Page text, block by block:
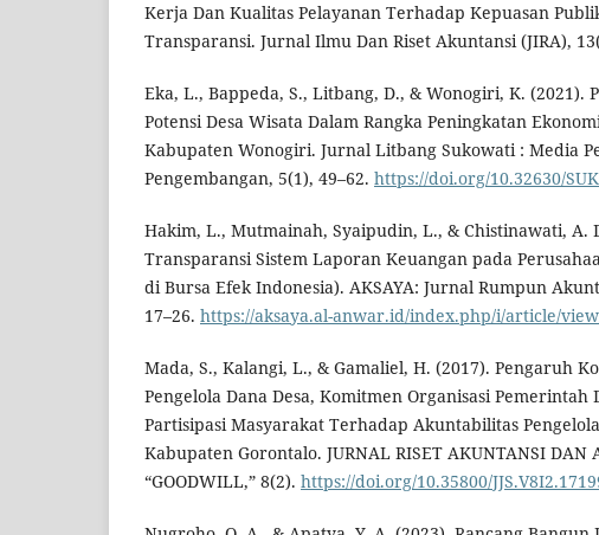
Kerja Dan Kualitas Pelayanan Terhadap Kepuasan
Transparansi. Jurnal Ilmu Dan Riset Akuntansi (JIRA),
Eka, L., Bappeda, S., Litbang, D., & Wonogiri, K. (2021).
Potensi Desa Wisata Dalam Rangka Peningkatan
Kabupaten Wonogiri. Jurnal Litbang Sukowati : Media
Pengembangan, 5(1), 49–62. https://doi.org/10.32630/
Hakim, L., Mutmainah, Syaipudin, L., & Chistinawati, A.
Transparansi Sistem Laporan Keuangan pada
di Bursa Efek Indonesia). AKSAYA: Jurnal Rumpun
17–26. https://aksaya.al-anwar.id/index.php/i/article/
Mada, S., Kalangi, L., & Gamaliel, H. (2017). Pengaruh
Pengelola Dana Desa, Komitmen Organisasi Pemerintah
Partisipasi Masyarakat Terhadap Akuntabilitas
Kabupaten Gorontalo. JURNAL RISET AKUNTANSI DAN
“GOODWILL,” 8(2). https://doi.org/10.35800/